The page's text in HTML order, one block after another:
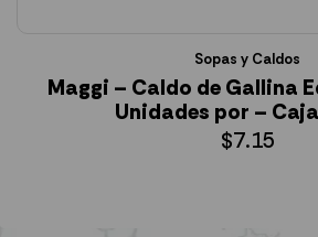
Sopas y Caldos
Maggi – Caldo de Gallina
Unidades por –
$7.15